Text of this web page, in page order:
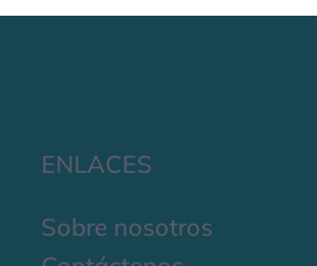
ENLACES
Sobre nosotros